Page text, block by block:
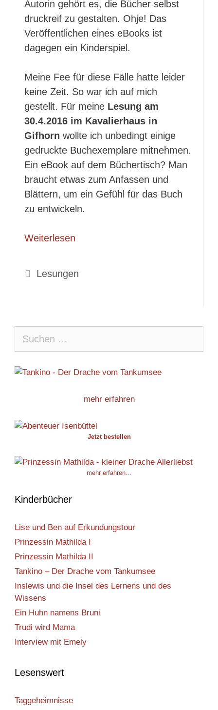
Autorin gehört es, die Bücher selbst
druckreif zu gestalten. Ohje! Das
Veröffentlichen eines eBooks ist
dagegen ein Kinderspiel.
Meine Fee für diese Fälle hatte leider
keine Zeit. So war ich auf mich
gestellt. Für meine Lesung am
30.4.2016 im Kavalierhaus in
Gifhorn wollte ich unbedingt einige
gedruckte Buchexemplare mitnehmen.
Ein eBook auf dem Büchertisch? Man
braucht etwas zum Anfassen und
Blättern, um ein Gefühl für das Buch
zu entwickeln.
Weiterlesen
Kategorien
Lesungen
nach:
mehr erfahren
Jetzt bestellen
mehr erfahren...
Kinderbücher
Lise und Ben auf Erkundungstour
Prinzessin Mathilda I
Prinzessin Mathilda II
Tankino – Der Drache vom Tankumsee
Inslewis und die Insel des Lernens und des
Wissens
Ein Huhn namens Bruni
Trudi wird Mama
Interview mit Emely
Lesenswert
Taggeheimnisse